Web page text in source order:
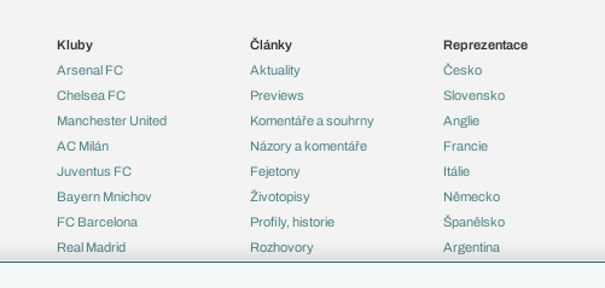
Kluby
Arsenal FC
Chelsea FC
Manchester United
AC Milán
Juventus FC
Bayern Mnichov
FC Barcelona
Real Madrid
Články
Aktuality
Previews
Komentáře a souhrny
Názory a komentáře
Fejetony
Životopisy
Profily, historie
Rozhovory
Reprezentace
Česko
Slovensko
Anglie
Francie
Itálie
Německo
Španělsko
Argentina